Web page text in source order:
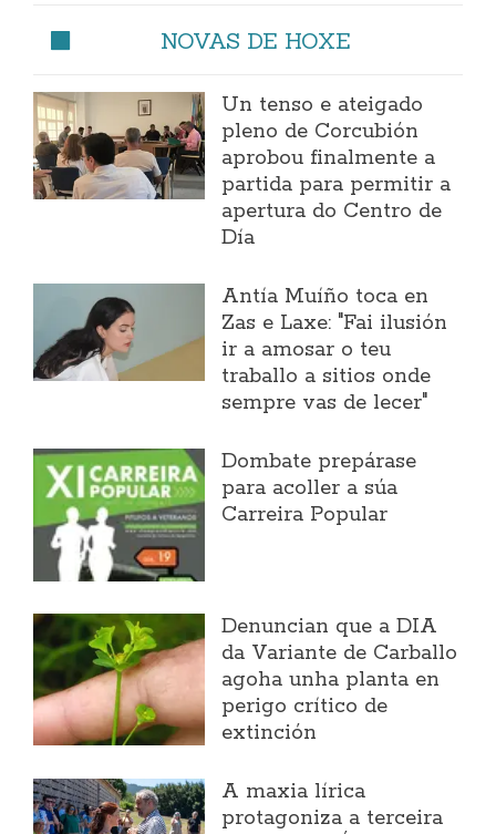
NOVAS DE HOXE
Un tenso e ateigado
pleno de Corcubión
aprobou finalmente a
partida para permitir a
apertura do Centro de
Día
Antía Muíño toca en
Zas e Laxe: "Fai ilusión
ir a amosar o teu
traballo a sitios onde
sempre vas de lecer"
Dombate prepárase
para acoller a súa
Carreira Popular
Denuncian que a DIA
da Variante de Carballo
agoha unha planta en
perigo crítico de
extinción
A maxia lírica
protagoniza a terceira